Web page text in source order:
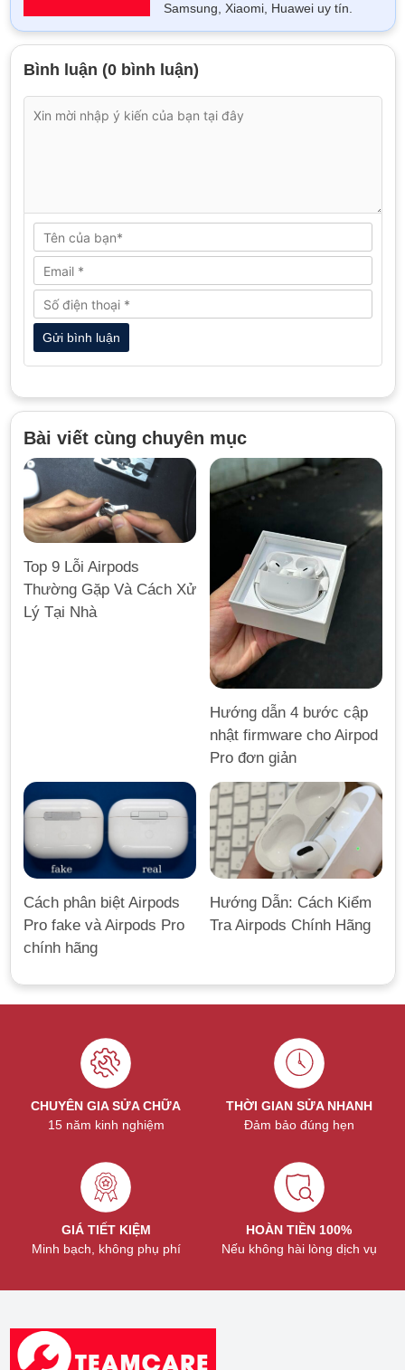
Samsung, Xiaomi, Huawei uy tín.
Bình luận (0 bình luận)
Bài viết cùng chuyên mục
Top 9 Lỗi Airpods
Thường Gặp Và Cách Xử
Lý Tại Nhà
Hướng dẫn 4 bước cập
nhật firmware cho Airpod
Pro đơn giản
Cách phân biệt Airpods
Pro fake và Airpods Pro
chính hãng
Hướng Dẫn: Cách Kiểm
Tra Airpods Chính Hãng
CHUYÊN GIA SỬA CHỮA
15 năm kinh nghiệm
THỜI GIAN SỬA NHANH
Đảm bảo đúng hẹn
GIÁ TIẾT KIỆM
Minh bạch, không phụ phí
HOÀN TIỀN 100%
Nếu không hài lòng dịch vụ